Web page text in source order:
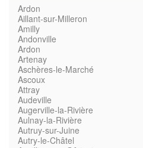
Ardon
Aillant-sur-Milleron
Amilly
Andonville
Ardon
Artenay
Aschères-le-Marché
Ascoux
Attray
Audeville
Augerville-la-Rivière
Aulnay-la-Rivière
Autruy-sur-Juine
Autry-le-Châtel